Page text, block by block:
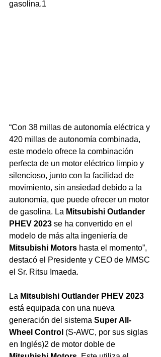
gasolina.1
“Con 38 millas de autonomía eléctrica y
420 millas de autonomía combinada,
este modelo ofrece la combinación
perfecta de un motor eléctrico limpio y
silencioso, junto con la facilidad de
movimiento, sin ansiedad debido a la
autonomía, que puede ofrecer un motor
de gasolina. La Mitsubishi Outlander
PHEV 2023 se ha convertido en el
modelo de más alta ingeniería de
Mitsubishi Motors hasta el momento”,
destacó el Presidente y CEO de MMSC
el Sr. Ritsu Imaeda.
La Mitsubishi Outlander PHEV 2023
está equipada con una nueva
generación del sistema Super All-
Wheel Control (S-AWC, por sus siglas
en Inglés)2 de motor doble de